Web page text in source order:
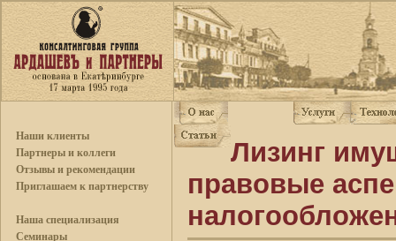
Наши клиенты
Партнеры и коллеги
Отзывы и рекомендации
Приглашаем к партнерству
Наша специализация
Семинары
Лизинг
правовые